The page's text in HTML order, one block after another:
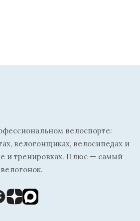
велоспорте:
велогонщиках, велосипедах и
и тренировках. Плюс — самый